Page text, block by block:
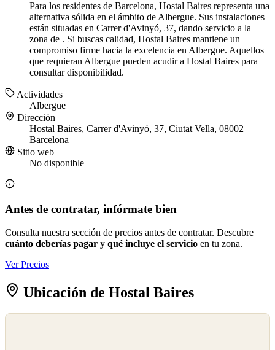
Para los residentes de Barcelona, Hostal Baires representa una
alternativa sólida en el ámbito de Albergue. Sus instalaciones
están situadas en Carrer d'Avinyó, 37, dando servicio a la
zona de . Si buscas calidad, Hostal Baires mantiene un
compromiso firme hacia la excelencia en Albergue. Aquellos
que requieran Albergue pueden acudir a Hostal Baires para
consultar disponibilidad.
Actividades
Albergue
Dirección
Hostal Baires, Carrer d'Avinyó, 37, Ciutat Vella, 08002
Barcelona
Sitio web
No disponible
Antes de contratar, infórmate bien
Consulta nuestra sección de precios antes de contratar. Descubre
cuánto deberías pagar y qué incluye el servicio en tu zona.
Ver Precios
Ubicación de Hostal Baires